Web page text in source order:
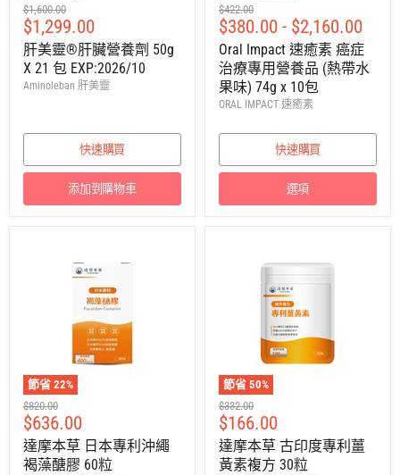
建
議
零
售
價
$1,600.00
售
價
$1,299.00
肝美靈®肝臟營養劑 50g
X 21 包 EXP:2026/10
Aminoleban 肝美靈
快速購買
添加到購物車
建
議
零
售
價
$422.00
$380.00 - $2,160.00
Oral Impact 速癒素 癌症
治療專用營養品 (熱帶水
果味) 74g x 10包
ORAL IMPACT 速癒素
快速購買
選項
節省 22%
建
議
零
售
價
$820.00
售
價
$636.00
達摩本草 日本專利沖繩
褐藻醣膠 60粒
節省 50%
建
議
零
售
價
$332.00
售
價
$166.00
達摩本草 古印度專利薑
黃素複方 30粒